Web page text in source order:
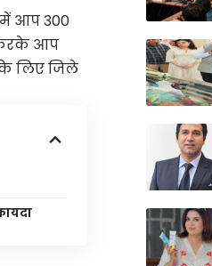
आप 300
करके आप
लिए जिले